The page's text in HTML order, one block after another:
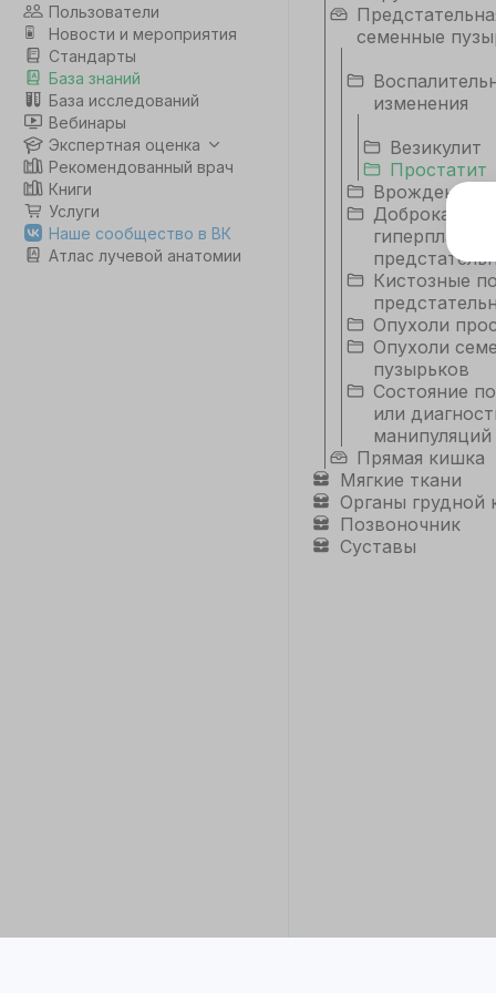
Пользователи
Новости и мероприятия
Стандарты
База знаний
База исследований
Вебинары
Экспертная оценка
Рекомендованный врач
Книги
Услуги
Наше сообщество в ВК
Атлас лучевой анатомии
семенные
изменения
Везикулит
Простатит
Врожденные
гиперплазия
Кистозные
Опухоли
Опухоли
пузырьков
Состояние
или
манипуляций
Прямая кишка
Мягкие ткани
Органы грудной
Позвоночник
Суставы